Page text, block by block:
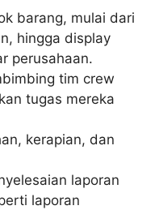
barang, mulai dari
hingga display
perusahaan.
tim crew
tugas mereka
kerapian, dan
laporan
laporan